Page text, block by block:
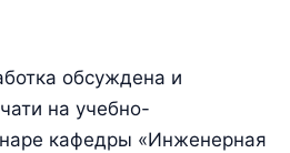
обсуждена и
на учебно-
кафедры «Инженерная